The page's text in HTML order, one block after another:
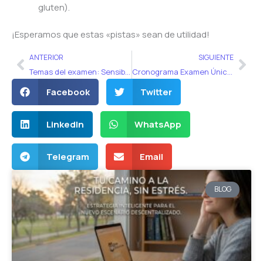
gluten).
¡Esperamos que estas «pistas» sean de utilidad!
AntANTERIOR
Temas del examen: Sensibilidad y especificidad
SIGUIENTE
Cronograma Examen Único Nacional 2018
Facebook Twitter
LinkedIn WhatsApp
Telegram Email
BLOG